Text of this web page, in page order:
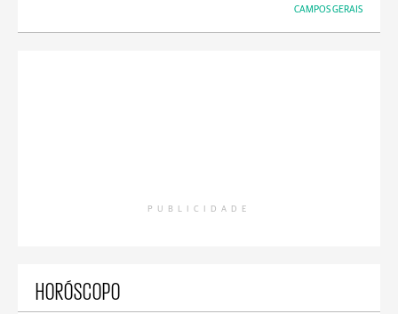
CAMPOS GERAIS
PUBLICIDADE
HORÓSCOPO